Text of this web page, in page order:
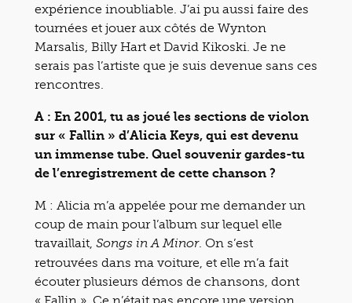
expérience inoubliable. J’ai pu aussi faire des
tournées et jouer aux côtés de Wynton
Marsalis, Billy Hart et David Kikoski. Je ne
serais pas l’artiste que je suis devenue sans ces
rencontres.
A : En 2001, tu as joué les sections de violon
sur « Fallin » d’Alicia Keys, qui est devenu
un immense tube. Quel souvenir gardes-tu
de l’enregistrement de cette chanson ?
M : Alicia m’a appelée pour me demander un
coup de main pour l’album sur lequel elle
travaillait, Songs in A Minor. On s’est
retrouvées dans ma voiture, et elle m’a fait
écouter plusieurs démos de chansons, dont
« Fallin ». Ce n’était pas encore une version